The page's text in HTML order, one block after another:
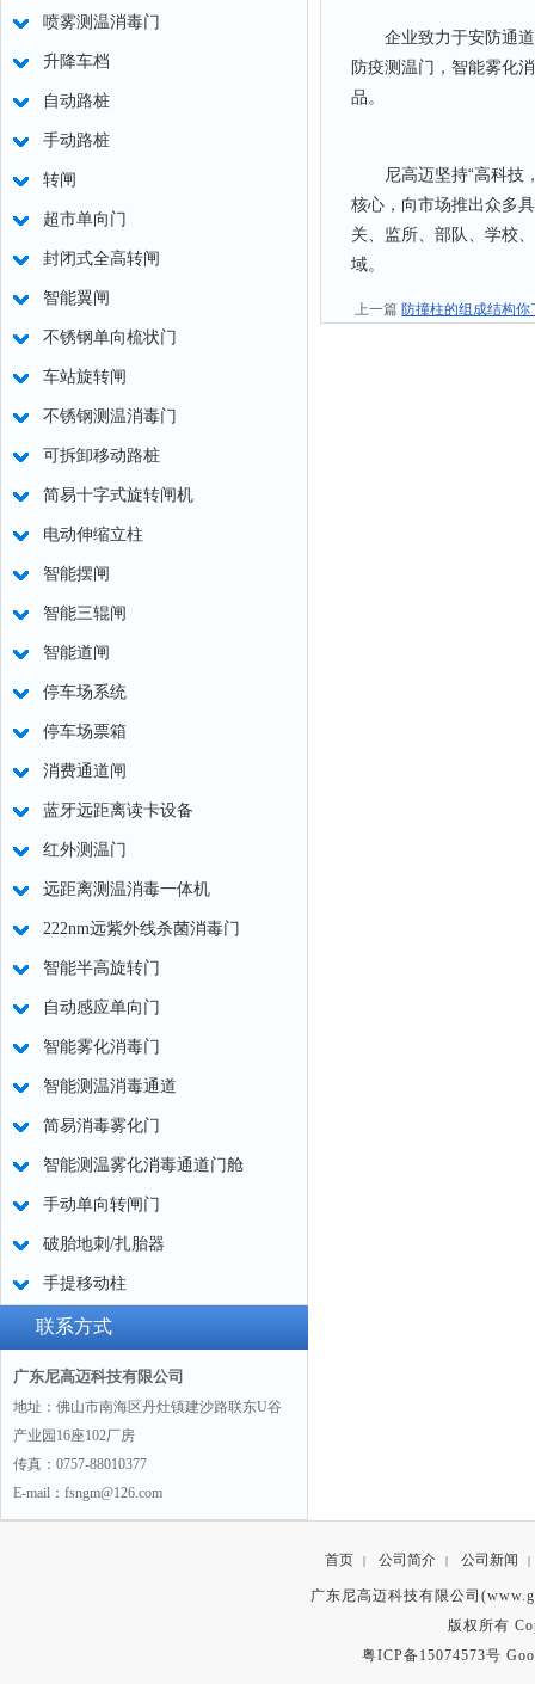
喷雾测温消毒门
升降车档
自动路桩
手动路桩
转闸
超市单向门
封闭式全高转闸
智能翼闸
不锈钢单向梳状门
车站旋转闸
不锈钢测温消毒门
可拆卸移动路桩
简易十字式旋转闸机
电动伸缩立柱
智能摆闸
智能三辊闸
智能道闸
停车场系统
停车场票箱
消费通道闸
蓝牙远距离读卡设备
红外测温门
远距离测温消毒一体机
222nm远紫外线杀菌消毒门
智能半高旋转门
自动感应单向门
智能雾化消毒门
智能测温消毒通道
简易消毒雾化门
智能测温雾化消毒通道门舱
手动单向转闸门
破胎地刺/扎胎器
手提移动柱
联系方式
广东尼高迈科技有限公司
地址：佛山市南海区丹灶镇建沙路联东U谷
产业园16座102厂房
传真：0757-88010377
E-mail：fsngm@126.com
企业致力于安防通道
防疫测温门，智能雾化
品。
尼高迈坚持“高科技，
核心，向市场推出众多
关、监所、部队、学校
域。
上一篇 防撞柱的组成结构你
首页 | 公司简介 | 公司新闻 |
广东尼高迈科技有限公司
版权所有
粤ICP备15074573号